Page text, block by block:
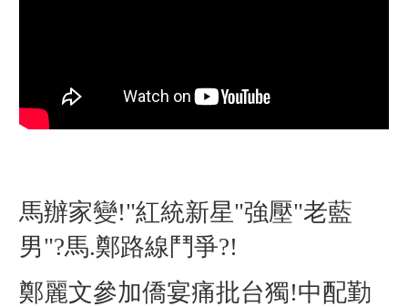
馬辦家變!"紅統新星"強壓"老藍
男"?馬.鄭路線鬥爭?!
鄭麗文參加僑宴痛批台獨!中配勤